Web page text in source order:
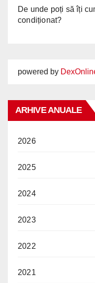
De unde poți să îți
condiționat?
powered by
ARHIVE ANUALE
2026
2025
2024
2023
2022
2021